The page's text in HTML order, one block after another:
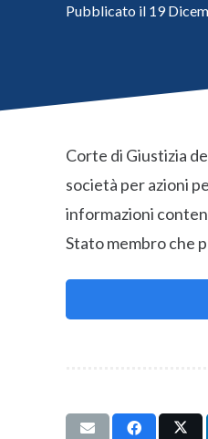
Pubblicato il 19
Corte di Giustizia
società per azioni
informazioni
Stato membro che